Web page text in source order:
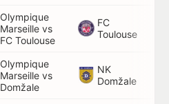
Olympique
Marseille vs
FC Toulouse
FC
Toulouse
Olympique
Marseille vs
Domžale
NK
Domžale